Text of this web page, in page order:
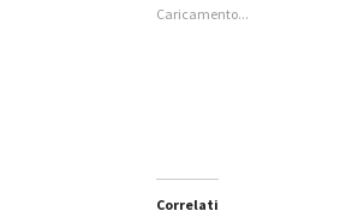
in apre
Caricamento...
Correlati